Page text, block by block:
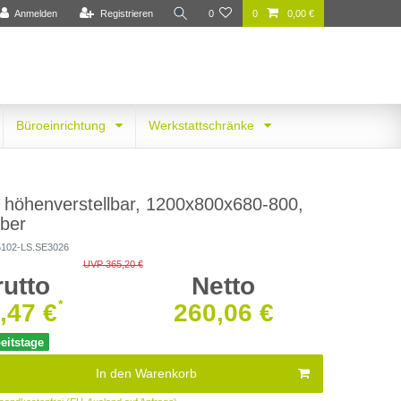
Anmelden Registrieren 0 0 0,00 €
Büroeinrichtung Werkstattschränke
1200x800x680-800,
LS.SE3026
UVP 365,20 €
Netto
€
* 260,06 €
In den Warenkorb